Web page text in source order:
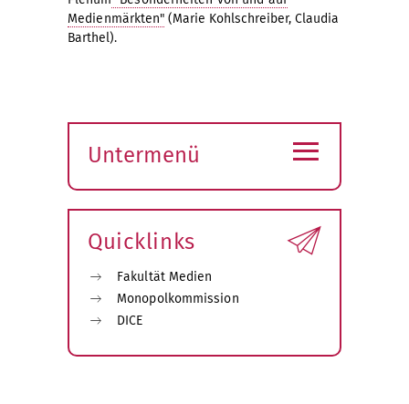
Medienmärkten" (Marie Kohlschreiber, Claudia
Barthel).
Untermenü
öffnen
≡
Quicklinks
Fakultät Medien
Monopolkommission
DICE